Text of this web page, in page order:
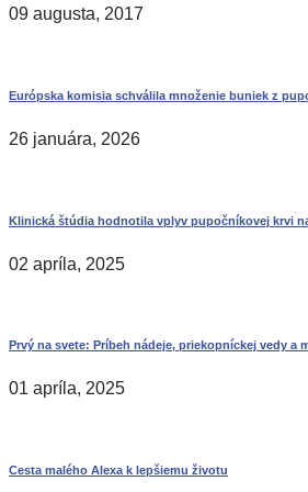
09 augusta, 2017
Európska komisia schválila množenie buniek z
26 januára, 2026
Klinická štúdia hodnotila vplyv pupočníkovej krvi
02 apríla, 2025
Prvý na svete: Príbeh nádeje, priekopníckej vedy a
01 apríla, 2025
Cesta malého Alexa k lepšiemu životu